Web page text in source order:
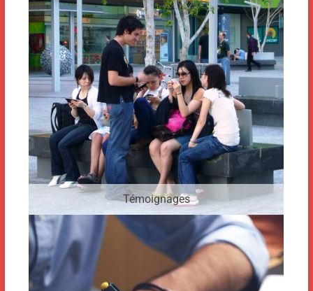
Témoignages